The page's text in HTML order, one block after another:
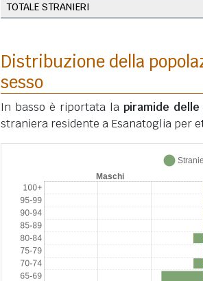
TOTALE STRANIERI
Distribuzione della
sesso
In basso è riportata la piramide delle
straniera residente a Esanatoglia per